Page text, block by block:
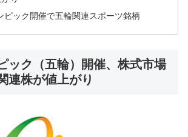
ピック開催で五輪関連スポーツ銘柄
ック（五輪）開催、株式市場
連株が値上がり